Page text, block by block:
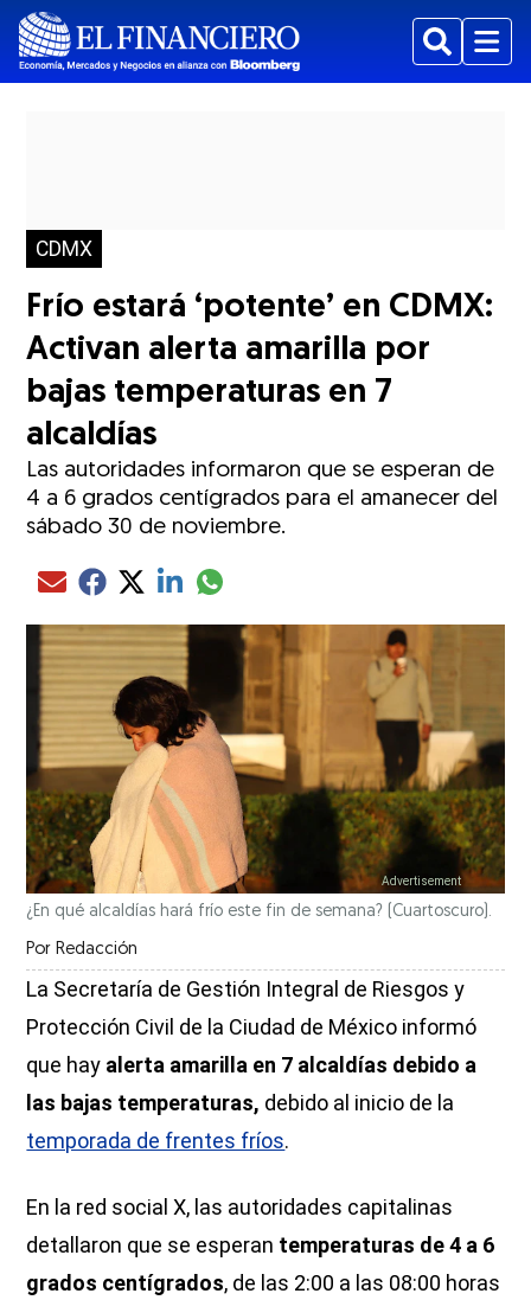
BuscarMenu
CDMX
Frío estará ‘potente’ en CDMX:
Activan alerta amarilla por
bajas temperaturas en 7
alcaldías
Las autoridades informaron que se esperan de
4 a 6 grados centígrados para el amanecer del
sábado 30 de noviembre.
Compartir el artículo actual mediante Email
Compartir el artículo actual mediante Facebook
Compartir el artículo actual mediante Twitter
Compartir el artículo actual mediante LinkedIn
Compartir el artículo actual mediante
¿En qué alcaldías hará frío este fin de semana? (Cuartoscuro).
Por Redacción
La Secretaría de Gestión Integral de Riesgos y
Protección Civil de la Ciudad de México informó
que hay alerta amarilla en 7 alcaldías debido a
las bajas temperaturas, debido al inicio de la
temporada de frentes fríos.
En la red social X, las autoridades capitalinas
detallaron que se esperan temperaturas de 4 a 6
grados centígrados, de las 2:00 a las 08:00 horas